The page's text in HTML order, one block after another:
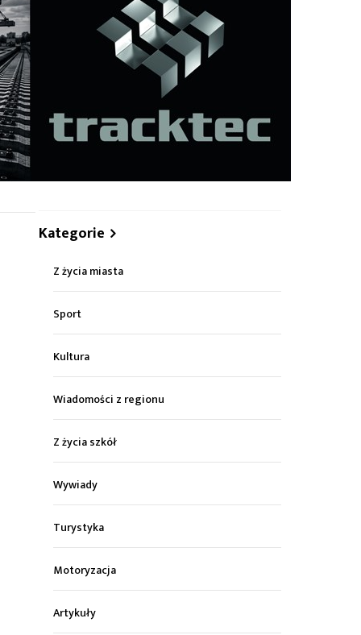
Kategorie
Z życia miasta
Sport
Kultura
Wiadomości z regionu
Z życia szkół
Wywiady
Turystyka
Motoryzacja
Artykuły